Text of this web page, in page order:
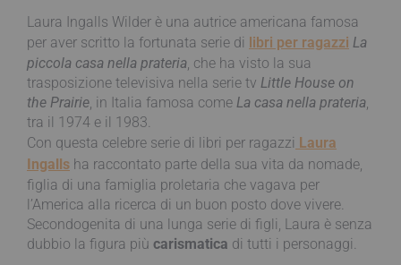
Laura Ingalls Wilder è una autrice americana famosa
per aver scritto la fortunata serie di libri per ragazzi La
piccola casa nella prateria, che ha visto la sua
trasposizione televisiva nella serie tv Little House on
the Prairie, in Italia famosa come La casa nella prateria,
tra il 1974 e il 1983.
Con questa celebre serie di libri per ragazzi Laura
Ingalls ha raccontato parte della sua vita da nomade,
figlia di una famiglia proletaria che vagava per
l’America alla ricerca di un buon posto dove vivere.
Secondogenita di una lunga serie di figli, Laura è senza
dubbio la figura più carismatica di tutti i personaggi.